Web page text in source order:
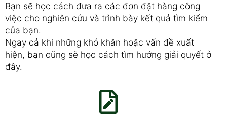
Bạn sẽ học cách đưa ra các đơn đặt hàng công
việc cho nghiên cứu và trình bày kết quả tìm kiếm
của bạn.
Ngay cả khi những khó khăn hoặc vấn đề xuất
hiện, bạn cũng sẽ học cách tìm hướng giải quyết ở
đây.